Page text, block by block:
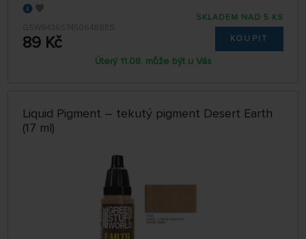
GSW8436574506488ES
89 Kč
SKLADEM NAD 5 KS
KOUPIT
Úterý 11.08. může být u Vás
Liquid Pigment – tekutý pigment Desert Earth
(17 ml)